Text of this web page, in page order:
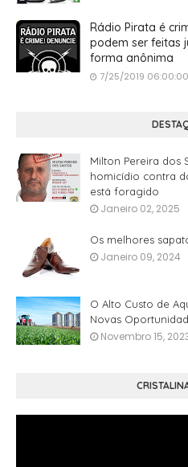
Rádio Pirata é
podem ser feitas
forma anônima
7/25/2019
Milton Pereira dos
homicídio contra
está foragido
Janeiro 02, 2025
Os melhores
Janeiro 09, 2024
O Alto Custo de
Novas
Novembro 15,